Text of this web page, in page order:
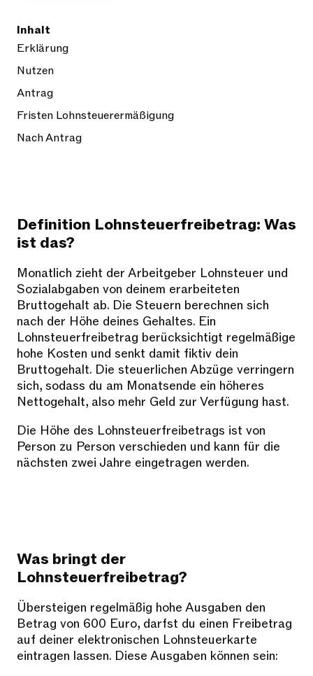
Inhalt
Erklärung
Nutzen
Antrag
Fristen Lohnsteuerermäßigung
Nach Antrag
Definition Lohnsteuerfreibetrag: Was
ist das?
Monatlich zieht der Arbeitgeber Lohnsteuer und
Sozialabgaben von deinem erarbeiteten
Bruttogehalt ab. Die Steuern berechnen sich
nach der Höhe deines Gehaltes. Ein
Lohnsteuerfreibetrag berücksichtigt regelmäßige
hohe Kosten und senkt damit fiktiv dein
Bruttogehalt. Die steuerlichen Abzüge verringern
sich, sodass du am Monatsende ein höheres
Nettogehalt, also mehr Geld zur Verfügung hast.
Die Höhe des Lohnsteuerfreibetrags ist von
Person zu Person verschieden und kann für die
nächsten zwei Jahre eingetragen werden.
Was bringt der
Lohnsteuerfreibetrag?
Übersteigen regelmäßig hohe Ausgaben den
Betrag von 600 Euro, darfst du einen Freibetrag
auf deiner elektronischen Lohnsteuerkarte
eintragen lassen. Diese Ausgaben können sein: